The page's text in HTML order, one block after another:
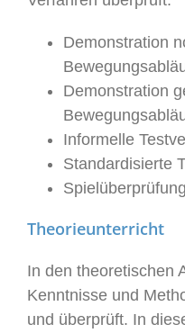
Demonstration
Demonstration
Informelle
Standardisierte
Theorieunterricht
In den theoretischen
Kenntnisse und
und überprüft. In